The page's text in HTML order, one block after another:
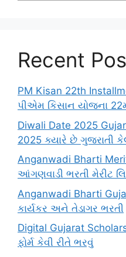
Recent
PM Kisan 22th
પીએમ કિસાન યોજના
Diwali Date 2025
2025 ક્યારે છે ગુજરાતી
Anganwadi Bharti
આંગણવાડી ભરતી મેરીટ
Anganwadi Bharti
કાર્યકર અને તેડાગર ભરતી
Digital Gujarat
ફોર્મ કેવી રીતે ભરવું